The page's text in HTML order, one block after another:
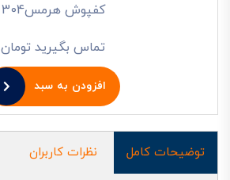
کفپوش هرمس304
تماس بگیرید تومان
افزودن به سبد
توضیحات کامل نظرات کاربران